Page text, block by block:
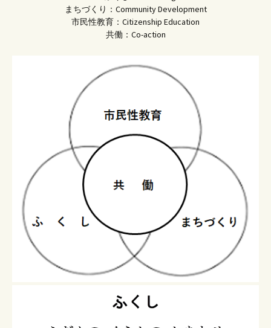
まちづくり：Community Development
市民性教育：Citizenship Education
共働：Co-action